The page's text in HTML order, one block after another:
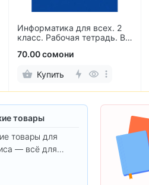
Информатика для всех. 2
класс. Рабочая тетрадь. В
70.00 сомони
Купить
товары
товары для
— всё для